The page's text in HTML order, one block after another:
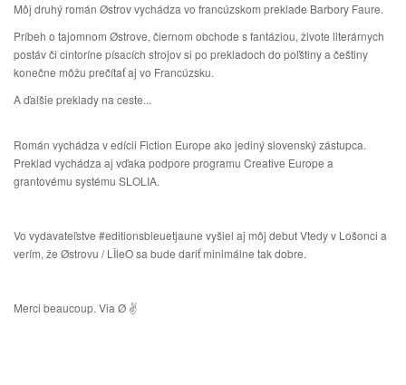
Môj druhý román Østrov vychádza vo francúzskom preklade Barbory Faure.
Príbeh o tajomnom Østrove, čiernom obchode s fantáziou, živote literárnych
postáv či cintoríne písacích strojov si po prekladoch do poľštiny a češtiny
konečne môžu prečítať aj vo Francúzsku.
A ďalšie preklady na ceste...
Román vychádza v edícii Fiction Europe ako jediný slovenský zástupca.
Preklad vychádza aj vďaka podpore programu Creative Europe a
grantovému systému SLOLIA.
Vo vydavateľstve #editionsbleuetjaune vyšiel aj môj debut Vtedy v Lošonci a
verím, že Østrovu / LÎleO sa bude dariť minimálne tak dobre.
Merci beaucoup. Via Ø ✌️